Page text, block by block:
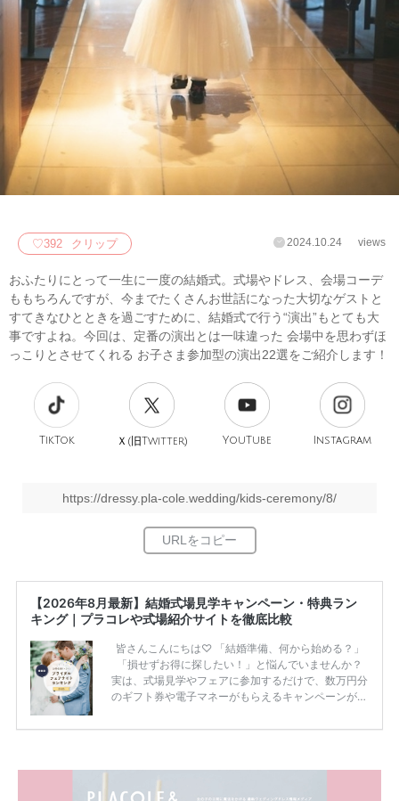
♡392 クリップ 2024.10.24 views
おふたりにとって一生に一度の結婚式。式場やドレス、会場コーデ
ももちろんですが、今までたくさんお世話になった大切なゲストと
すてきなひとときを過ごすために、結婚式で行う“演出”もとても大
事ですよね。今回は、定番の演出とは一味違った 会場中を思わずほ
っこりとさせてくれる お子さま参加型の演出22選をご紹介します！
TikTok Ｘ(旧 Twitter) YouTube Instagram
https://dressy.pla-cole.wedding/kids-ceremony/8/
【2026年8月最新】結婚式場見学キャンペーン・特典ラン
キング｜プラコレや式場紹介サイトを徹底比較
皆さんこんにちは♡ 「結婚準備、何から始める？」
「損せずお得に探したい！」と悩んでいませんか？
実は、式場見学やフェアに参加するだけで、数万円分
のギフト券や電子マネーがもらえるキャンペーンがあ
ため、比較せずに選ぶと損をしてしまうことも……。
内容：特典金額・条件・応募方法・注意点 「どこが